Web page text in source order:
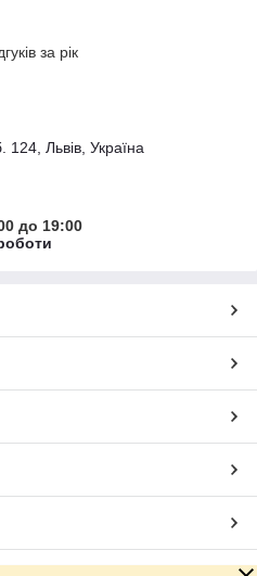
за рік
Львів, Україна
до 19:00